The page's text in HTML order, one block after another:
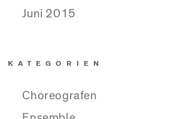
Juni 2015
KATEGORIEN
Choreografen